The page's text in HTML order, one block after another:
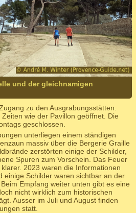
und der gleichnamigen
zu den Ausgrabungsstätten.
wie der Pavillon geöffnet. Die
geschlossen.
unterliegen einem ständigen
massiv über die Bergerie Graille
zerstörten einige der Schilder,
Spuren zum Vorschein. Das Feuer
2023 waren die Informationen
einige Schilder waren sichtbar an der
Empfang weiter unten gibt es eine
nicht wirklich zum historischen
Ausser im Juli und August finden
statt.